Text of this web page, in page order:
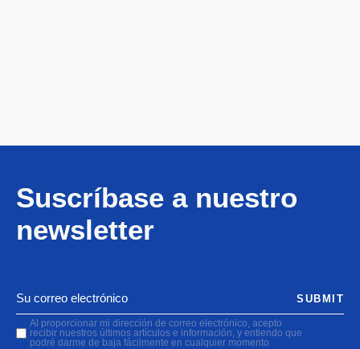
Suscríbase a nuestro
newsletter
Al proporcionar mi dirección de correo electrónico, acepto
recibir nuestros últimos artículos e información, y entiendo que
podré darme de baja fácilmente en cualquier momento
SUBMIT